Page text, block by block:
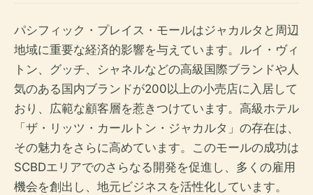
パシフィック・プレイス・モールはジャカルタと周辺
地域に重要な経済的影響を与えています。ルイ・ヴィ
トン、グッチ、シャネルなどの高級国際ブランドや人
気のある国内ブランドが200以上の小売店に入居して
おり、広範な顧客層を惹きつけています。高級ホテル
「ザ・リッツ・カールトン・ジャカルタ」の存在は、
その魅力をさらに高めています。このモールの成功は
SCBDエリアでのさらなる開発を促進し、多くの雇用
機会を創出し、地元ビジネスを活性化しています。